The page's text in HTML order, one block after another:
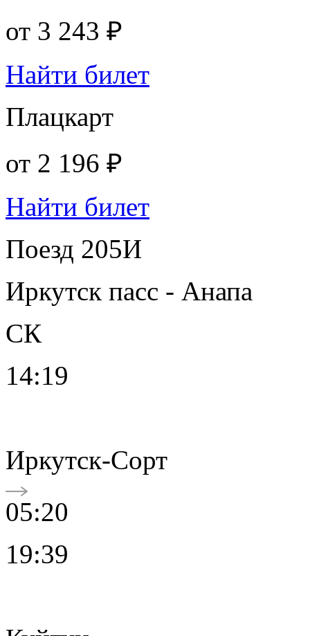
от 3 243 ₽
Найти билет
Плацкарт
от 2 196 ₽
Найти билет
Поезд 205И
Иркутск пасс - Анапа
СК
14:19
Иркутск-Сорт
05:20
19:39